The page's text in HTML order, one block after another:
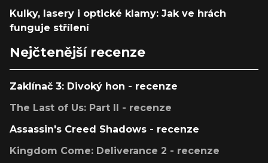
Kulky, lasery i optické klamy: Jak ve hrách
funguje střílení
Nejčtenější recenze
Zaklínač 3: Divoký hon - recenze
The Last of Us: Part II - recenze
Assassin's Creed Shadows - recenze
Kingdom Come: Deliverance 2 - recenze